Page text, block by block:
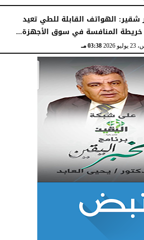
شقير: الهواتف القابلة للطي تعيد
المنافسة في سوق الأجهزة...
2026 03:38 مـ